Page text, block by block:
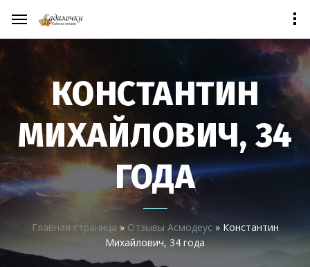
КОНСТАНТИН
МИХАЙЛОВИЧ, 34
ГОДА
Главная страница » Отзывы Асмодеус» Константин
Михайлович, 34 года